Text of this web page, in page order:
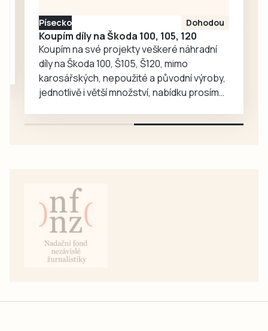
rožmberského
hradu. Tentokrát
se…
Písecko Dohodou
Koupím díly na Škoda 100, 105, 120
Koupím na své projekty veškeré náhradní
díly na Škoda 100, Š105, Š120, mimo
karosářských, nepoužité a původní výroby,
jednotlivě i větší množství, nabídku prosím